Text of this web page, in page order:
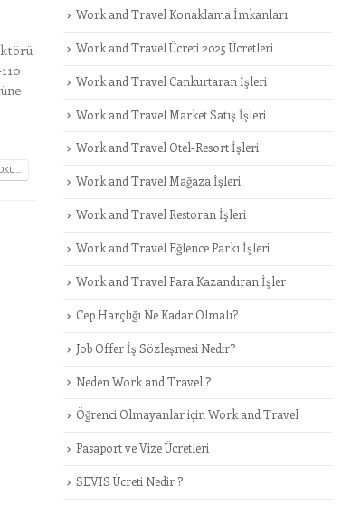
Work and Travel Konaklama İmkanları
Work and Travel Ücreti 2025 Ücretleri
Work and Travel Cankurtaran İşleri
Work and Travel Market Satış İşleri
Work and Travel Otel-Resort İşleri
Work and Travel Mağaza İşleri
Work and Travel Restoran İşleri
Work and Travel Eğlence Parkı İşleri
Work and Travel Para Kazandıran İşler
Cep Harçlığı Ne Kadar Olmalı?
Job Offer İş Sözleşmesi Nedir?
Neden Work and Travel ?
Öğrenci Olmayanlar için Work and Travel
Pasaport ve Vize Ücretleri
SEVIS Ücreti Nedir ?